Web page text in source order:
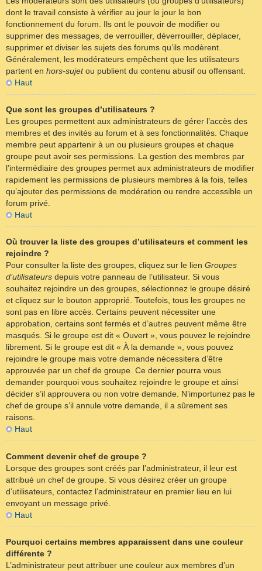
dont le travail consiste à vérifier au jour le jour le bon
fonctionnement du forum. Ils ont le pouvoir de modifier ou
supprimer des messages, de verrouiller, déverrouiller, déplacer,
supprimer et diviser les sujets des forums qu’ils modèrent.
Généralement, les modérateurs empêchent que les utilisateurs
partent en hors-sujetou publient du contenu abusif ou offensant.
Haut
Que sont les groupes d’utilisateurs ?
Les groupes permettent aux administrateurs de gérer l’accès des
membres et des invités au forum et à ses fonctionnalités. Chaque
membre peut appartenir à un ou plusieurs groupes et chaque
groupe peut avoir ses permissions. La gestion des membres par
l’intermédiaire des groupes permet aux administrateurs de modifier
rapidement les permissions de plusieurs membres à la fois, telles
qu’ajouter des permissions de modération ou rendre accessible un
forum privé.
Haut
Où trouver la liste des groupes d’utilisateurs et comment les
rejoindre ?
Pour consulter la liste des groupes, cliquez sur le lien Groupes
d’utilisateurs depuis votre panneau de l’utilisateur. Si vous
souhaitez rejoindre un des groupes, sélectionnez le groupe désiré
et cliquez sur le bouton approprié. Toutefois, tous les groupes ne
sont pas en libre accès. Certains peuvent nécessiter une
approbation, certains sont fermés et d’autres peuvent même être
masqués. Si le groupe est dit « Ouvert », vous pouvez le rejoindre
librement. Si le groupe est dit « À la demande », vous pouvez
rejoindre le groupe mais votre demande nécessitera d’être
approuvée par un chef de groupe. Ce dernier pourra vous
demander pourquoi vous souhaitez rejoindre le groupe et ainsi
décider s’il approuvera ou non votre demande. N’importunez pas le
chef de groupe s’il annule votre demande, il a sûrement ses
raisons.
Haut
Comment devenir chef de groupe ?
Lorsque des groupes sont créés par l’administrateur, il leur est
attribué un chef de groupe. Si vous désirez créer un groupe
d’utilisateurs, contactez l’administrateur en premier lieu en lui
envoyant un message privé.
Haut
Pourquoi certains membres apparaissent dans une couleur
différente ?
L’administrateur peut attribuer une couleur aux membres d’un